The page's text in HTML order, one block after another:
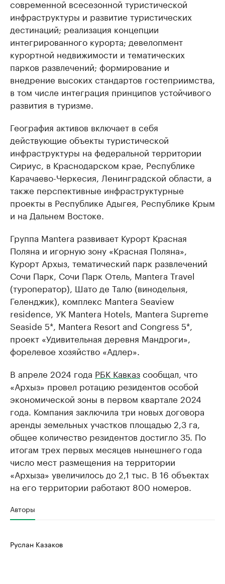
современной всесезонной туристической
инфраструктуры и развитие туристических
дестинаций; реализация концепции
интегрированного курорта; девелопмент
курортной недвижимости и тематических
парков развлечений; формирование и
внедрение высоких стандартов гостеприимства,
в том числе интеграция принципов устойчивого
развития в туризме.
География активов включает в себя
действующие объекты туристической
инфраструктуры на федеральной территории
Сириус, в Краснодарском крае, Республике
Карачаево-Черкесия, Ленинградской области, а
также перспективные инфраструктурные
проекты в Республике Адыгея, Республике Крым
и на Дальнем Востоке.
Группа Mantera развивает Курорт Красная
Поляна и игорную зону «Красная Поляна»,
Курорт Архыз, тематический парк развлечений
Сочи Парк, Сочи Парк Отель, Mantera Travel
(туроператор), Шато де Талю (винодельня,
Геленджик), комплекс Mantera Seaview
residence, УК Mantera Hotels, Mantera Supreme
Seaside 5*, Mantera Resort and Congress 5*,
проект «Удивительная деревня Мандроги»,
форелевое хозяйство «Адлер».
В апреле 2024 года РБК Кавказсообщал, что
«Архыз» провел ротацию резидентов особой
экономической зоны в первом квартале 2024
года. Компания заключила три новых договора
аренды земельных участков площадью 2,3 га,
общее количество резидентов достигло 35. По
итогам трех первых месяцев нынешнего года
число мест размещения на территории
«Архыза» увеличилось до 2,1 тыс. В 16 объектах
на его территории работают 800 номеров.
Авторы
Руслан Казаков